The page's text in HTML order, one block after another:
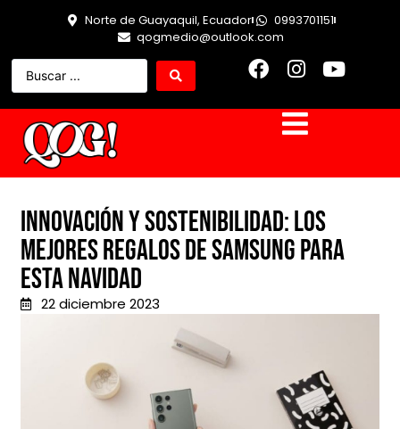
Norte de Guayaquil, Ecuador
0993701151
qogmedio@outlook.com
Innovación y sostenibilidad: Los
mejores regalos de Samsung para
esta Navidad
22 diciembre 2023